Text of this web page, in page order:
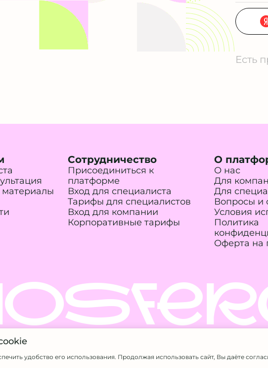
Есть
материалы
Сотрудничество
Присоединиться к
платформе
Вход для специалиста
Тарифы для специалистов
Вход для компании
Корпоративные тарифы
О
О нас
Для
Для
Вопросы и
Условия
Политика
Оферта на
Все права защищены. Использование материалов
ИП Галанина А.А.· ИНН 524611717807·ОГРНИП
удобство его использования. Продолжая использовать сайт, Вы даёте